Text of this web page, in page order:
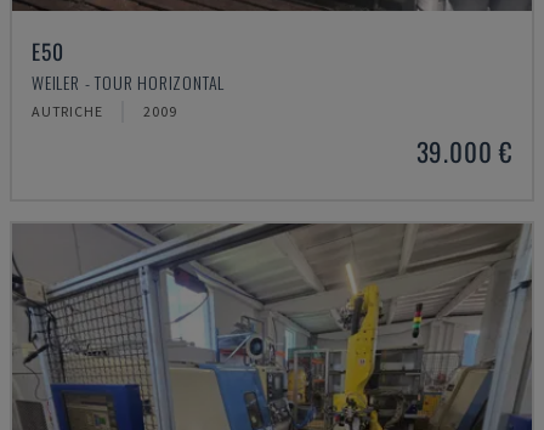
E50
WEILER - TOUR HORIZONTAL
AUTRICHE 2009
39.000 €